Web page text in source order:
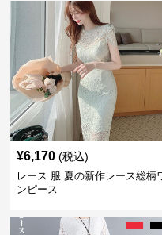
¥6,170 (税込)
レース 服 夏の新作レース総柄
ンピース